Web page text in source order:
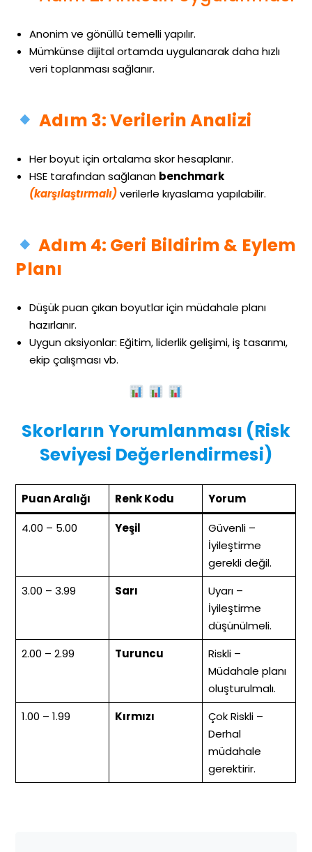
Anonim ve gönüllü temelli yapılır.
Mümkünse dijital ortamda uygulanarak daha hızlı
veri toplanması sağlanır.
Adım 3: Verilerin Analizi
Her boyut için ortalama skor hesaplanır.
HSE tarafından sağlanan benchmark
(karşılaştırmalı)verilerle kıyaslama yapılabilir.
Adım 4: Geri Bildirim & Eylem
Planı
Düşük puan çıkan boyutlar için müdahale planı
hazırlanır.
Uygun aksiyonlar: Eğitim, liderlik gelişimi, iş tasarımı,
ekip çalışması vb.
Skorların Yorumlanması (Risk
Seviyesi Değerlendirmesi)
Puan Aralığı Renk Kodu
Yorum
4.00 – 5.00
Yeşil
Güvenli –
İyileştirme
gerekli değil.
3.00 – 3.99
Sarı
Uyarı –
İyileştirme
düşünülmeli.
2.00 – 2.99
Turuncu
Riskli –
Müdahale planı
oluşturulmalı.
1.00 – 1.99
Kırmızı
Çok Riskli –
Derhal
müdahale
gerektirir.